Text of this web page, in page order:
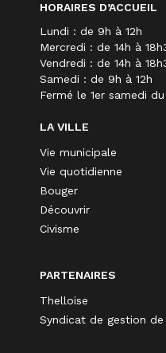
HORAIRES D’ACCUEIL
Lundi : de 9h à 12h
Mercredi : de 14h à
Vendredi : de 14h à
Samedi : de 9h à 12h
Fermé le 1er samedi
LA VILLE
Vie municipale
Vie quotidienne
Bouger
Découvrir
Civisme
PARTENAIRES
Thelloise
Syndicat de gestion de